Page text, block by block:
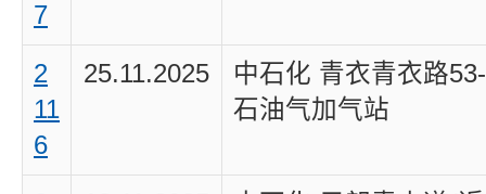
7
2
11
6
25.11.2025
中石化 青衣青衣路
石油气加气站